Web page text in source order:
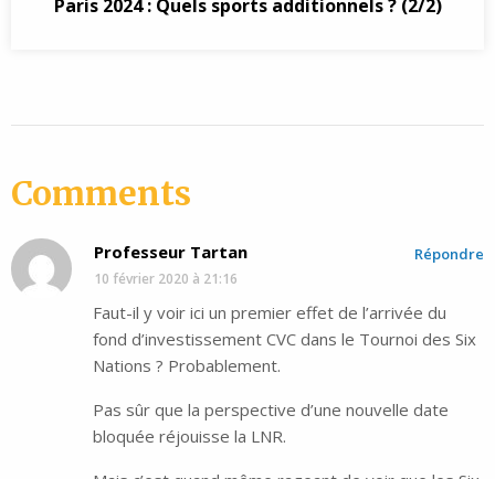
Paris 2024 : Quels sports additionnels ? (2/2)
Comments
Professeur Tartan
10 février 2020 à 21:16
Faut-il y voir ici un premier effet de l’arrivée du
fond d’investissement CVC dans le Tournoi des Six
Nations ? Probablement.
Pas sûr que la perspective d’une nouvelle date
bloquée réjouisse la LNR.
Répondre